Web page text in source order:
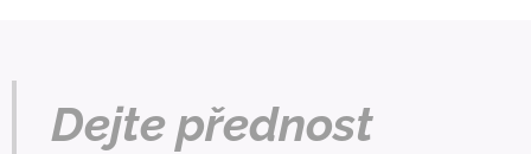
Dejte přednost